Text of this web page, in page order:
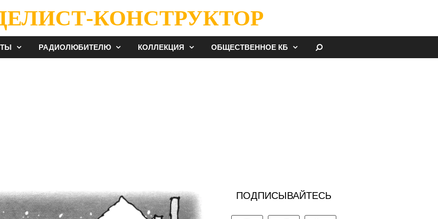
КОНСТРУКТОР
РАДИОЛЮБИТЕЛЮ КОЛЛЕКЦИЯ ОБЩЕСТВЕННОЕ КБ
ПОДПИСЫВАЙТЕСЬ